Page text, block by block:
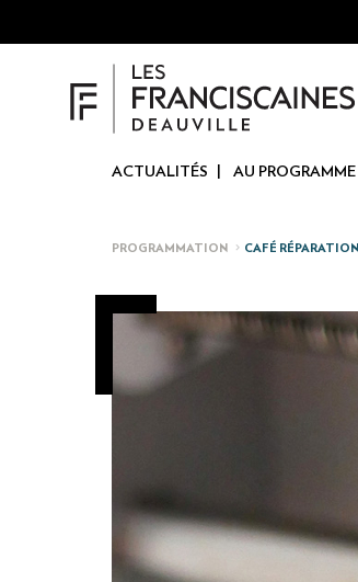
ACTUALITÉS AU PROGRAMME
PROGRAMMATION CAFÉ RÉPARATION